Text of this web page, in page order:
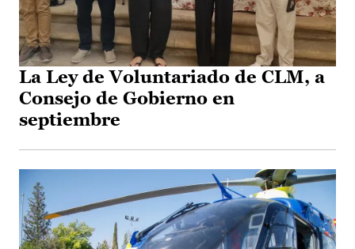
La Ley de Voluntariado de CLM, a
Consejo de Gobierno en
septiembre